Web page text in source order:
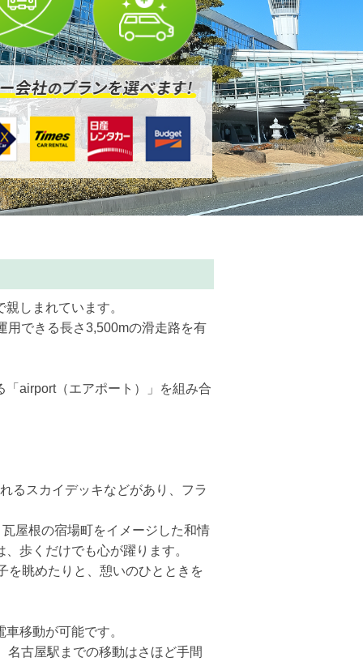
しまれています。
用できる長さ3,500mの滑走路を有
airport（エアポート）」を組み合
るスカイデッキなどがあり、フラ
屋根の宿場町をイメージした和情
歩くだけでも心が躍ります。
を眺めたりと、憩いのひとときを
移動が可能です。
名古屋駅までの移動はさほど手間